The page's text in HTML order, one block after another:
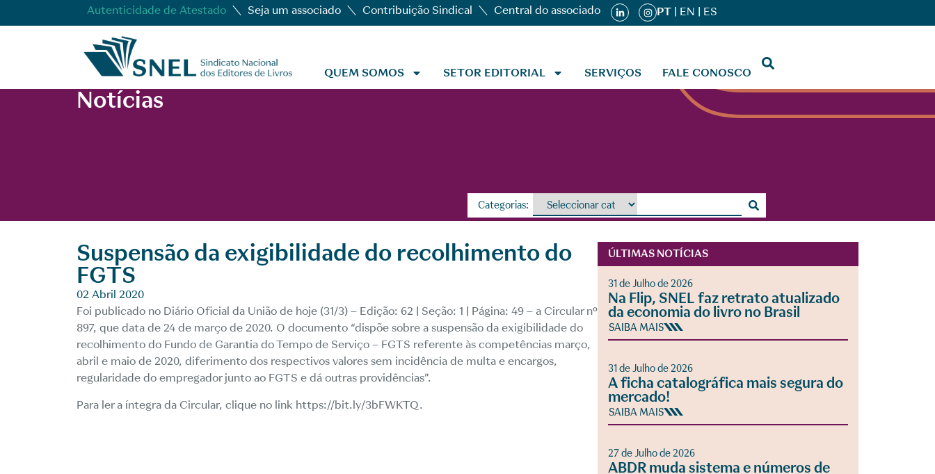
Autenticidade de Atestado Seja um associado Contribuição Sindical Central do associado PT | EN | ES
QUEM SOMOS SETOR EDITORIAL SERVIÇOS FALE CONOSCO
Notícias
Categorias:
Suspensão da exigibilidade do recolhimento do
FGTS
02 Abril 2020
Foi publicado no Diário Oficial da União de hoje (31/3) – Edição: 62 | Seção: 1 | Página: 49 – a Circular nº
897, que data de 24 de março de 2020. O documento “dispõe sobre a suspensão da exigibilidade do
recolhimento do Fundo de Garantia do Tempo de Serviço – FGTS referente às competências março,
abril e maio de 2020, diferimento dos respectivos valores sem incidência de multa e encargos,
regularidade do empregador junto ao FGTS e dá outras providências”.
Para ler a íntegra da Circular, clique no link https://bit.ly/3bFWKTQ.
ÚLTIMAS NOTÍCIAS
31 de Julho de 2026
Na Flip, SNEL faz retrato atualizado
da economia do livro no Brasil
SAIBA MAIS
31 de Julho de 2026
A ficha catalográfica mais segura do
mercado!
SAIBA MAIS
27 de Julho de 2026
ABDR muda sistema e números de